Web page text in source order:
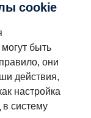
cookie
быть
они
действия,
настройка
систему